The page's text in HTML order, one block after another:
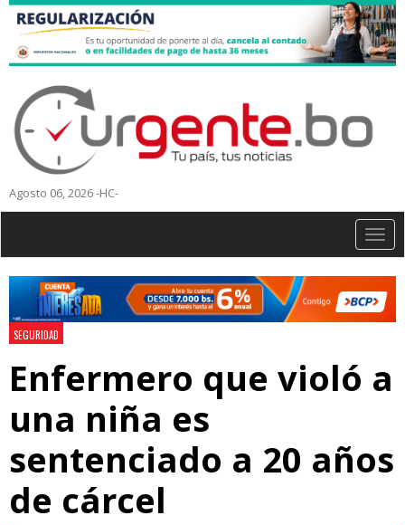
Agosto 06, 2026 -HC-
SEGURIDAD
Enfermero que violó a
una niña es
sentenciado a 20 años
de cárcel